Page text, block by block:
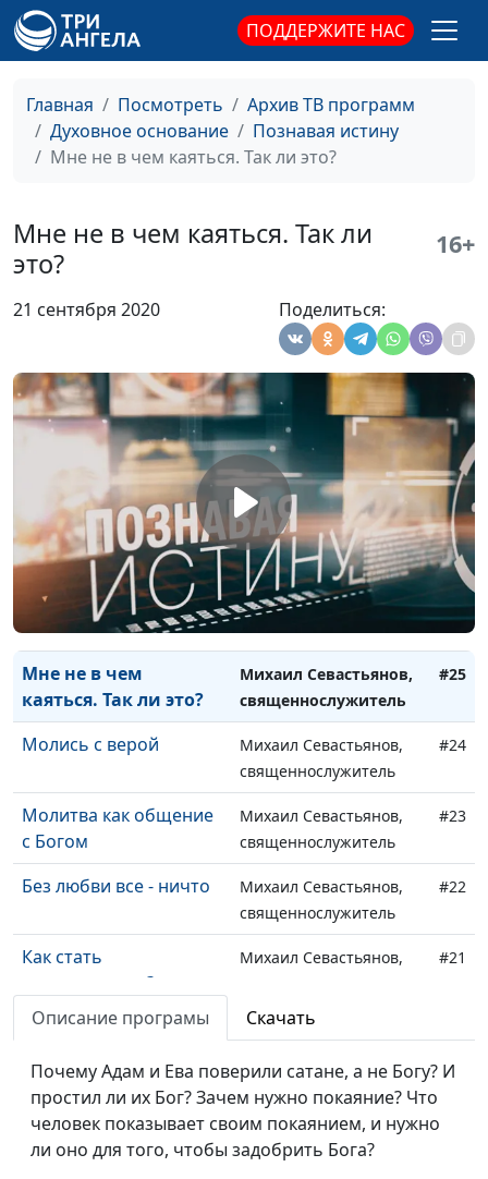
ПОДДЕРЖИТЕ НАС
Главная Посмотреть
Архив ТВ программ
Духовное основание
Познавая истину
Мне не в чем каяться. Так ли это?
Мне не в чем каяться. Так ли
это?
16+
21 сентября 2020 Поделиться:
Для чего пришел
Иисус Христос?
священнослужитель
смерти?
священнослужитель
Хула на Духа Святого
Михаил Севастьянов,
За что ценить свою
жизнь?
Михаил Севастьянов,
священнослужитель
необычные обычные
священнослужитель
Инвестиция
христианина
Михаил Севастьянов,
священнослужитель
Как очистить душу?
Михаил Севастьянов,
священнослужитель
#28
Совесть человека: на
кого равняться?
Михаил Севастьянов,
священнослужитель
#27
Покаяние: как не
потерять Бога
Михаил Севастьянов,
священнослужитель
Мне не в чем
каяться. Так ли это?
Михаил Севастьянов,
священнослужитель
#25
Молись с верой
Михаил Севастьянов,
священнослужитель
#24
Молитва как общение
с Богом
Михаил Севастьянов,
священнослужитель
#23
Без любви все - ничто
Михаил Севастьянов,
священнослужитель
#22
Как стать
христианином?
Михаил Севастьянов,
#21
Бог учит, как надо
Михаил Севастьянов,
Добро или зло - что
выберешь?
Михаил Севастьянов,
священнослужитель
Описание програмы Скачать
Почему Адам и Ева поверили сатане, а не Богу? И
простил ли их Бог? Зачем нужно покаяние? Что
человек показывает своим покаянием, и нужно
ли оно для того, чтобы задобрить Бога?